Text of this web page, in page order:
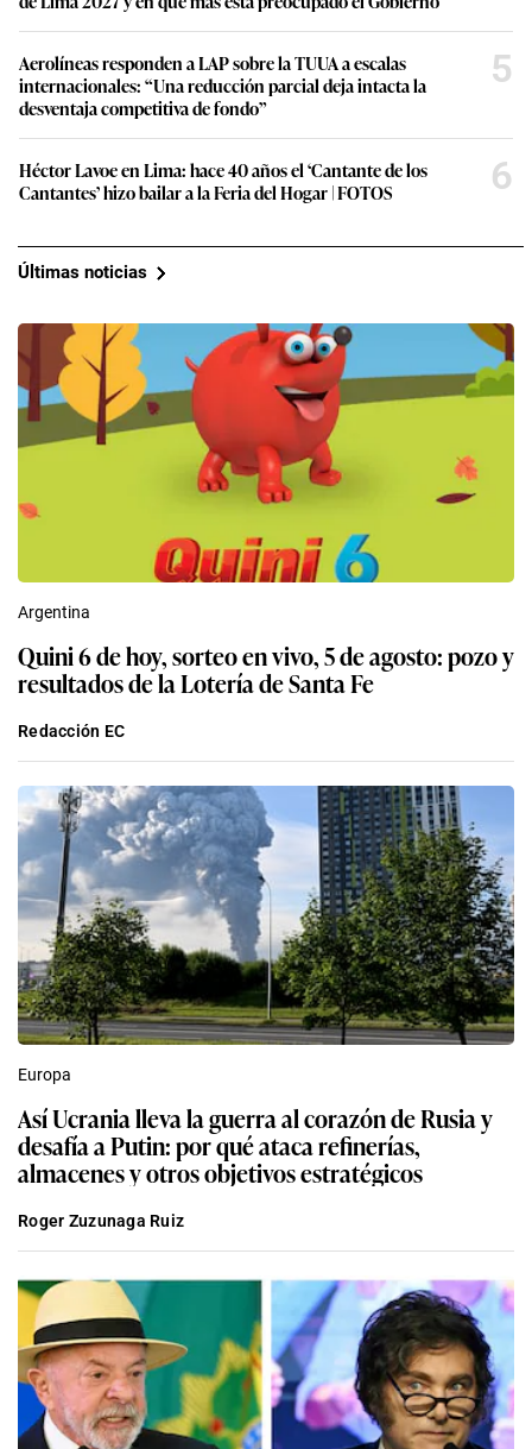
Aerolíneas responden a LAP sobre la TUUA a escalas
internacionales: “Una reducción parcial deja intacta la
desventaja competitiva de fondo”
5
Héctor Lavoe en Lima: hace 40 años el ‘Cantante de los
Cantantes’ hizo bailar a la Feria del Hogar | FOTOS
6
Últimas noticias
Argentina
Quini 6 de hoy, sorteo en vivo, 5 de agosto: pozo y
resultados de la Lotería de Santa Fe
Redacción EC
Europa
Así Ucrania lleva la guerra al corazón de Rusia y
desafía a Putin: por qué ataca refinerías,
almacenes y otros objetivos estratégicos
Roger Zuzunaga Ruiz